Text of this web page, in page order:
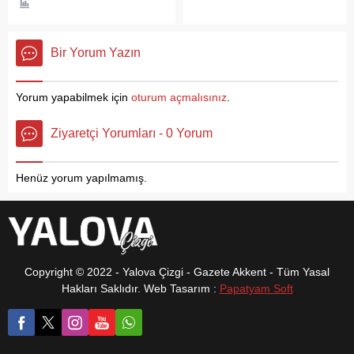
derenin hali içler acısı hal
yetkililerin ilgisiz, ilgililerin ize
bilgisiz olduğu söylenirken
Müdürlüğüne tepki
gösterildi. Ülkenin sellerle
boğuşmasından ders
alınmadığını, yağmur gelirse
vatandaşlar,’’ DSİ Yalova
Şube Müdürlüğü kısa
sürede...
Akyüz 2. Sıradan aday
gösterildi. Oktay Çolak gibi
Yalova’da...
Bir Yorum Yazın
Yorum yapabilmek için oturum açmalısınız
Ziyaretçi Yorumları - 0 Yorum
Henüz yorum yapılmamış.
Copyright © 2022 - Yalova Çizgi - Gazete Akkent - Tüm Yasal
Hakları Saklıdır. Web Tasarım : Papatyam Soft